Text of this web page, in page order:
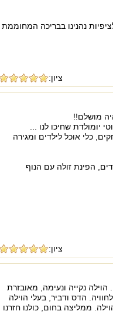
נהנינו בבריכה המחוממת
ציון:
יומולדת שחיכו לנו ...
כלי אוכל לילדים ומגירה
הפינת זולה עם הנוף
ציון:
איש התארחנו בסופ"ש בוילה. הוילה נקייה ונעימה, מאובזרת
הדס ודביר, בעלי הוילה
ממליצה בחום, כולנו חזרנו